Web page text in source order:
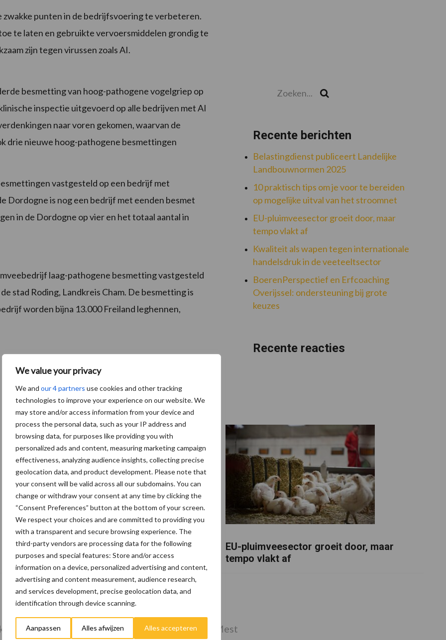
We value your privacy
We and our 4 partners use cookies and other tracking
technologies to improve your experience on our website. We
may store and/or access information from your device and
process the personal data, such as your IP address and
browsing data, for purposes like providing you with
personalized ads and content, measuring marketing campaign
effectiveness, analyzing audience insights, collecting precise
geolocation data, and product development. Please note that
your consent will be valid across all our subdomains. You can
change or withdraw your consent at any time by clicking the
“Consent Preferences” button at the bottom of your screen.
We respect your choices and are committed to providing you
with a transparent and secure browsing experience. The
third-party vendors are processing data for the following
purposes and special features: Store and/or access
information on a device, personalized advertising and content,
advertising and content measurement, audience research,
and services development, precise geolocation data, and
identification through device scanning.
Aanpassen Alles afwijzen Alles accepteren
zwakke punten in de bedrijfsvoering te verbeteren.
te laten en gebruikte vervoersmiddelen grondig te
zijn tegen virussen zoals AI.
besmetting van hoog-pathogene vogelgriep op
inspectie uitgevoerd op alle bedrijven met AI
naar voren gekomen, waarvan de
drie nieuwe hoog-pathogene besmettingen
vastgesteld op een bedrijf met
Dordogne is nog een bedrijf met eenden besmet
in de Dordogne op vier en het totaal aantal in
laag-pathogene besmetting vastgesteld
stad Roding, Landkreis Cham. De besmetting is
worden bijna 13.000 Freiland leghennen,
Recente berichten
Belastingdienst publiceert Landelijke
Landbouwnormen 2025
10 praktisch tips om je voor te bereiden
op mogelijke uitval van het stroomnet
EU-pluimveesector groeit door, maar
tempo vlakt af
Kwaliteit als wapen tegen internationale
handelsdruk in de veeteeltsector
BoerenPerspectief en Erfcoaching
Overijssel: ondersteuning bij grote
keuzes
Recente reacties
10 praktisch tips om je voor te bereiden
op mogelijke uitval van het stroomnet
EU-pluimveesector groeit door, maar
tempo vlakt af
Kies uw pluimveetak Huisvesting Mest